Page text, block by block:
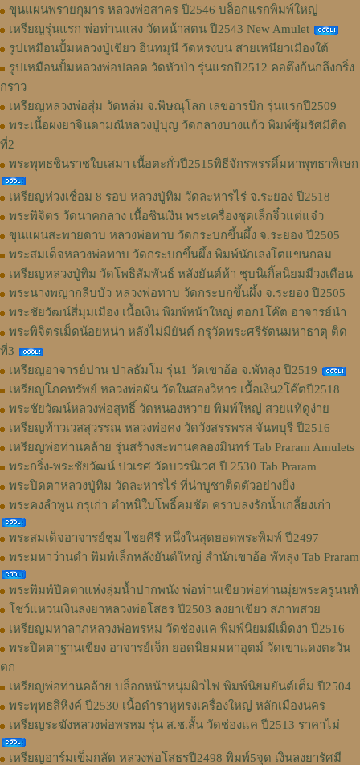
ขุนแผนพรายกุมาร หลวงพ่อสาคร ปี2546 บล็อกแรกพิมพ์ใหญ่
เหรียญรุ่นแรก พ่อท่านแสง วัดหน้าสตน ปี2543 New Amulet
รูปเหมือนปั้มหลวงปู่เขียว อินทมุนี วัดหรงบน สายเหนียวเมืองใต้
รูปเหมือนปั้มหลวงพ่อปลอด วัดหัวป่า รุ่นแรกปี2512 คอตึงก้นกลึงกริ่ง
กราว
เหรียญหลวงพ่อสุ่ม วัดหล่ม จ.พิษณุโลก เลขอารบิก รุ่นแรกปี2509
พระเนื้อผงยาจินดามณีหลวงปู่บุญ วัดกลางบางแก้ว พิมพ์ซุ้มรัศมีติด
ที่2
พระพุทธชินราชใบเสมา เนื้อตะกั่วปี2515พิธีจักรพรรดิ์มหาพุทธาพิเษก
เหรียญห่วงเชื่อม 8 รอบ หลวงปู่ทิม วัดละหารไร่ จ.ระยอง ปี2518
พระพิจิตร วัดนาคกลาง เนื้อชินเงิน พระเครื่องชุดเล็กจิ๋วแต่แจ๋ว
ขุนแผนสะพายดาบ หลวงพ่อทาบ วัดกระบกขึ้นผึ้ง จ.ระยอง ปี2505
พระสมเด็จหลวงพ่อทาบ วัดกระบกขึ้นผึ้ง พิมพ์นักเลงโตแขนกลม
เหรียญหลวงปู่ทิม วัดโพธิสัมพันธ์ หลังยันต์ห้า ชุบนิเกิ้ลนิยมมีวงเดือน
พระนางพญากลีบบัว หลวงพ่อทาบ วัดกระบกขึ้นผึ้ง จ.ระยอง ปี2505
พระชัยวัฒน์สี่มุมเมือง เนื้อเงิน พิมพ์หน้าใหญ่ ตอก1โค๊ต อาจารย์นำ
พระพิจิตรเม็ดน้อยหน่า หลังไม่มียันต์ กรุวัดพระศรีรัตนมหาธาตุ ติด
ที่3
เหรียญอาจารย์ปาน ปาลธัมโม รุ่น1 วัดเขาอ้อ จ.พัทลุง ปี2519
เหรียญโภคทรัพย์ หลวงพ่อผัน วัดในสองวิหาร เนื้อเงิน2โค๊ตปี2518
พระชัยวัฒน์หลวงพ่อสุทธิ์ วัดหนองหวาย พิมพ์ใหญ่ สวยแท้ดูง่าย
เหรียญท้าวเวสสุวรรณ หลวงพ่อคง วัดวังสรรพรส จันทบุรี ปี2516
เหรียญพ่อท่านคล้าย รุ่นสร้างสะพานคลองมินทร์ Tab Praram Amulets
พระกริ่ง-พระชัยวัฒน์ ปวเรศ วัดบวรนิเวศ ปี 2530 Tab Praram
พระปิดตาหลวงปู่ทิม วัดละหารไร่ ที่น่าบูชาติดตัวอย่างยิ่ง
พระคงลำพูน กรุเก่า ตำหนิใบโพธิ์คมชัด คราบลงรักน้ำเกลี้ยงเก่า
พระสมเด็จอาจารย์ชุม ไชยคีรี หนึ่งในสุดยอดพระพิมพ์ ปี2497
พระมหาว่านดำ พิมพ์เล็กหลังยันต์ใหญ่ สำนักเขาอ้อ พัทลุง Tab Praram
พระพิมพ์ปิดตาแห่งลุ่มน้ำปากพนัง พ่อท่านเขียวพ่อท่านมุ่ยพระครูนนท์
โชว์แหวนเงินลงยาหลวงพ่อโสธร ปี2503 ลงยาเขียว สภาพสวย
เหรียญมหาลาภหลวงพ่อพรหม วัดช่องแค พิมพ์นิยมมีเม็ดงา ปี2516
พระปิดตาฐานเขียง อาจารย์เจ็ก ยอดนิยมมหาอุตม์ วัดเขาแดงตะวัน
ตก
เหรียญพ่อท่านคล้าย บล็อกหน้าหนุ่มผิวไฟ พิมพ์นิยมยันต์เต็ม ปี2504
พระพุทธสิหิงค์ ปี2530 เนื้อดำราหูทรงเครื่องใหญ่ หลักเมืองนคร
เหรียญระฆังหลวงพ่อพรหม รุ่น ส.ช.สั้น วัดช่องแค ปี2513 ราคาไม่
เหรียญอาร์มเข็มกลัด หลวงพ่อโสธรปี2498 พิมพ์5จุด เงินลงยารัศมี